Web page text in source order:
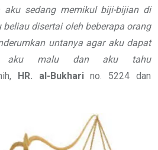
aku sedang memikul biji-bijian di
disertai oleh beberapa orang
untanya agar aku dapat
aku malu dan aku tahu
HR. al-Bukharino. 5224 dan